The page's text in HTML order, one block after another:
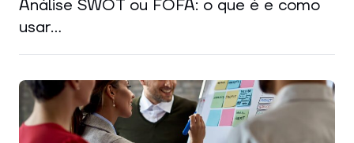
Análise SWOT ou FOFA: o que é e como
usar...